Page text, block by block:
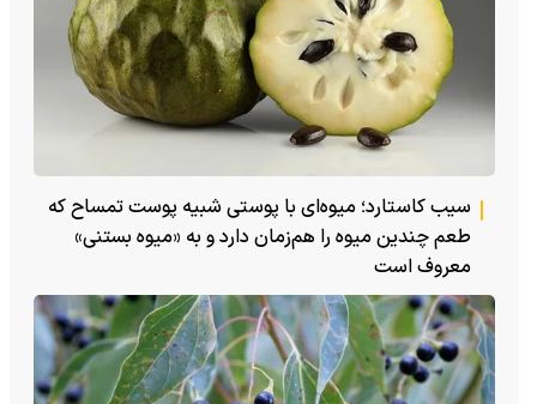
سیب کاستارد؛ میوه‌ای با پوستی شبیه پوست تمساح که
طعم چندین میوه را هم‌زمان دارد و به «میوه بستنی»
معروف است